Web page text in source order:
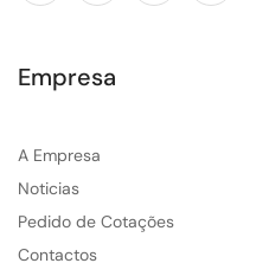
Empresa
A Empresa
Noticias
Pedido de Cotações
Contactos